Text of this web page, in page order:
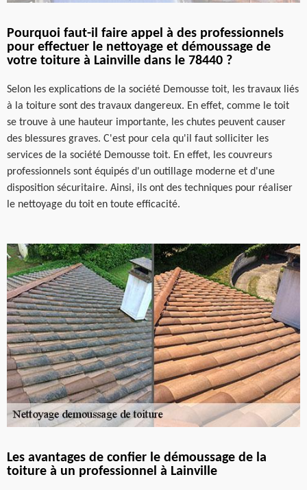
Pourquoi faut-il faire appel à des professionnels
pour effectuer le nettoyage et démoussage de
votre toiture à Lainville dans le 78440 ?
Selon les explications de la société Demousse toit, les travaux liés
à la toiture sont des travaux dangereux. En effet, comme le toit
se trouve à une hauteur importante, les chutes peuvent causer
des blessures graves. C'est pour cela qu'il faut solliciter les
services de la société Demousse toit. En effet, les couvreurs
professionnels sont équipés d'un outillage moderne et d'une
disposition sécuritaire. Ainsi, ils ont des techniques pour réaliser
le nettoyage du toit en toute efficacité.
Les avantages de confier le démoussage de la
toiture à un professionnel à Lainville